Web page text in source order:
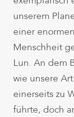
unserem
einer
Menschheit
Lun. An dem
wie unsere
einerseits zu
führte, doch